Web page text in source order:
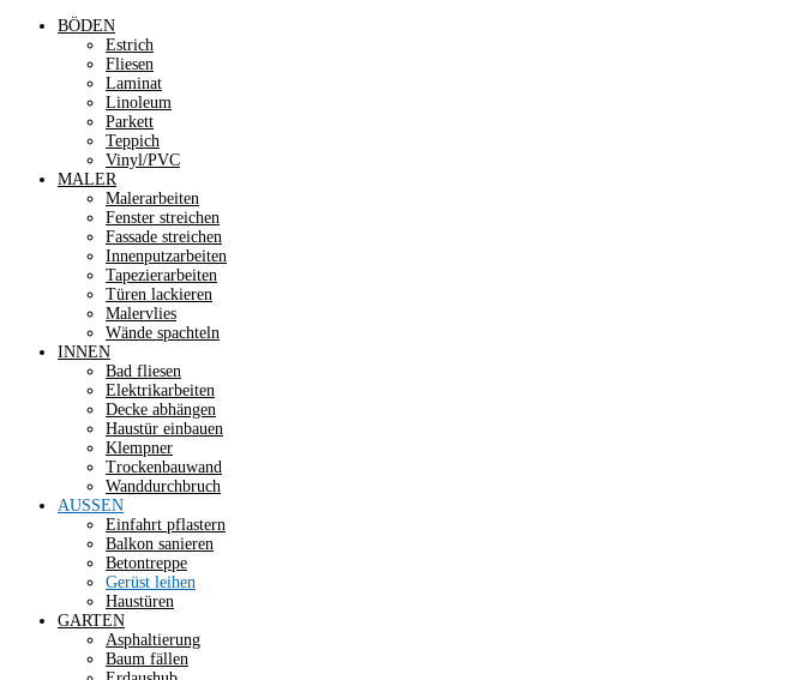
BÖDEN
Estrich
Fliesen
Laminat
Linoleum
Parkett
Teppich
Vinyl/PVC
MALER
Malerarbeiten
Fenster streichen
Fassade streichen
Innenputzarbeiten
Tapezierarbeiten
Türen lackieren
Malervlies
Wände spachteln
INNEN
Bad fliesen
Elektrikarbeiten
Decke abhängen
Haustür einbauen
Klempner
Trockenbauwand
Wanddurchbruch
AUSSEN
Einfahrt pflastern
Balkon sanieren
Betontreppe
Gerüst leihen
Haustüren
GARTEN
Asphaltierung
Baum fällen